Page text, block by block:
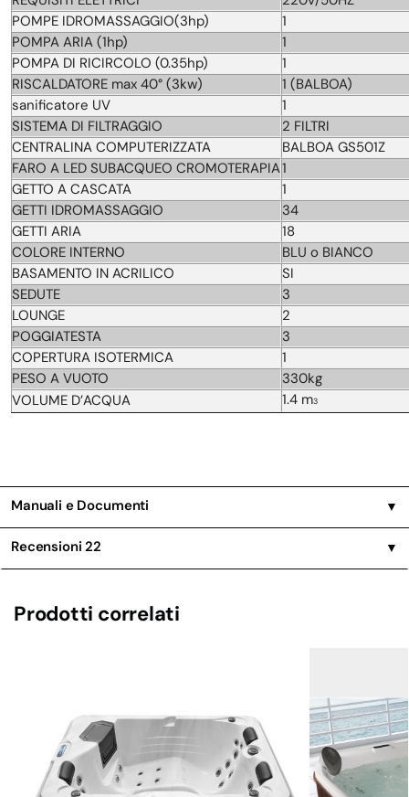
POMPE IDROMASSAGGIO(3hp)
1
POMPA ARIA (1hp)
1
POMPA DI RICIRCOLO (0.35hp)
1
RISCALDATORE max 40° (3kw)
1 (BALBOA)
sanificatore UV
1
SISTEMA DI FILTRAGGIO
2 FILTRI
CENTRALINA COMPUTERIZZATA
BALBOA GS501Z
FARO A LED SUBACQUEO CROMOTERAPIA1
GETTO A CASCATA
1
GETTI IDROMASSAGGIO
34
GETTI ARIA
18
COLORE INTERNO
BLU o BIANCO
BASAMENTO IN ACRILICO
SI
SEDUTE
3
LOUNGE
2
POGGIATESTA
3
COPERTURA ISOTERMICA
1
PESO A VUOTO
330kg
VOLUME D’ACQUA
1.4 m3
Manuali e Documenti ▼
Recensioni22 ▼
Prodotti correlati